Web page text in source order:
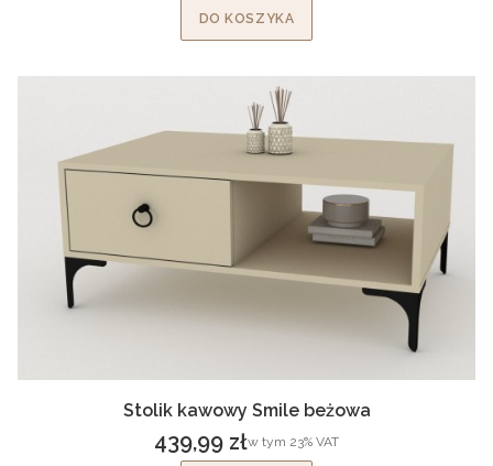
DO KOSZYKA
Stolik kawowy Smile beżowa
Cena brutto
439,99 złw tym %s VAT
w tym 23% VAT